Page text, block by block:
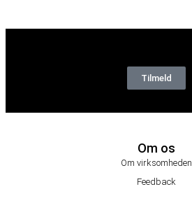
Tilmeld
Om os
Om virksomheden
Feedback